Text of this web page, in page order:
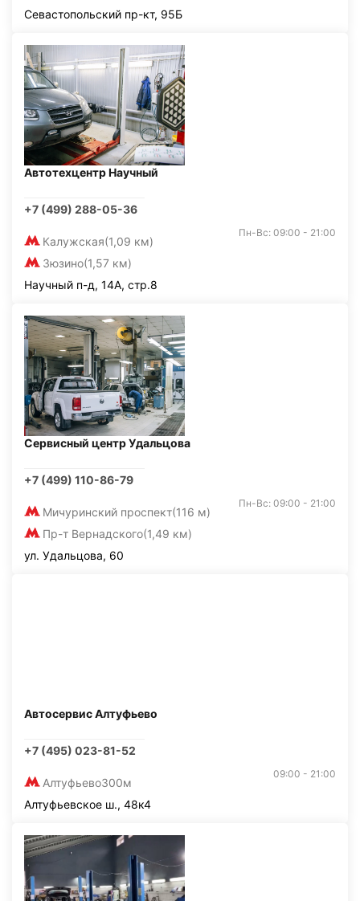
Севастопольский пр-кт, 95Б
Автотехцентр Научный
+7 (499) 288-05-36
Калужская(1,09 км)
Зюзино(1,57 км)
Пн-Вс: 09:00 - 21:00
Научный п-д, 14А, стр.8
Сервисный центр Удальцова
+7 (499) 110-86-79
Мичуринский проспект(116 м)
Пр-т Вернадского(1,49 км)
Пн-Вс: 09:00 - 21:00
ул. Удальцова, 60
Автосервис Алтуфьево
+7 (495) 023-81-52
Алтуфьево300м
09:00 - 21:00
Алтуфьевское ш., 48к4